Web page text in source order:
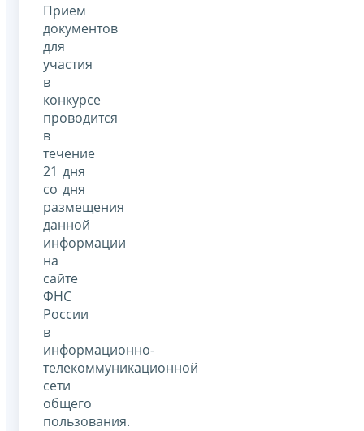
Прием
документов
для
участия
в
конкурсе
проводится
в
течение
21 дня
со дня
размещения
данной
информации
на
сайте
ФНС
России
в
информационно-
телекоммуникационной
сети
общего
пользования.